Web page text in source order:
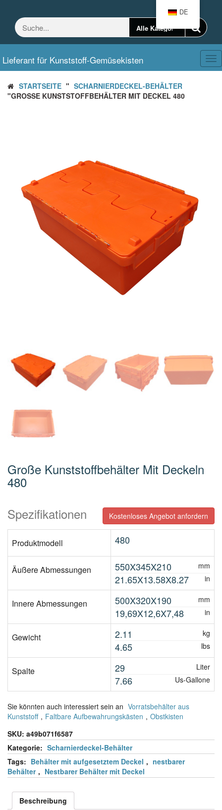
springen
Lieferant für Kunststoff-Gemüsekisten
STARTSEITE " SCHARNIERDECKEL-BEHÄLTER
"GROSSE KUNSTSTOFFBEHÄLTER MIT DECKEL 480
Große Kunststoffbehälter Mit Deckeln
480
Spezifikationen
Kostenloses Angebot anfordern
Produktmodell 480
Äußere Abmessungen 550X345X210 mm
21.65X13.58X8.27 in
Innere Abmessungen 500X320X190 mm
19,69X12,6X7,48 in
Gewicht 2.11 kg
4.65 lbs
Spalte 29 Liter
7.66 Us-Gallone
Sie könnten auch interessiert sein an Vorratsbehälter aus
Kunststoff , Faltbare Aufbewahrungskästen , Obstkisten
SKU: a49b071f6587
Kategorie: Scharnierdeckel-Behälter
Tags: Behälter mit aufgesetztem Deckel , nestbarer
Behälter , Nestbarer Behälter mit Deckel
Beschreibung
DE